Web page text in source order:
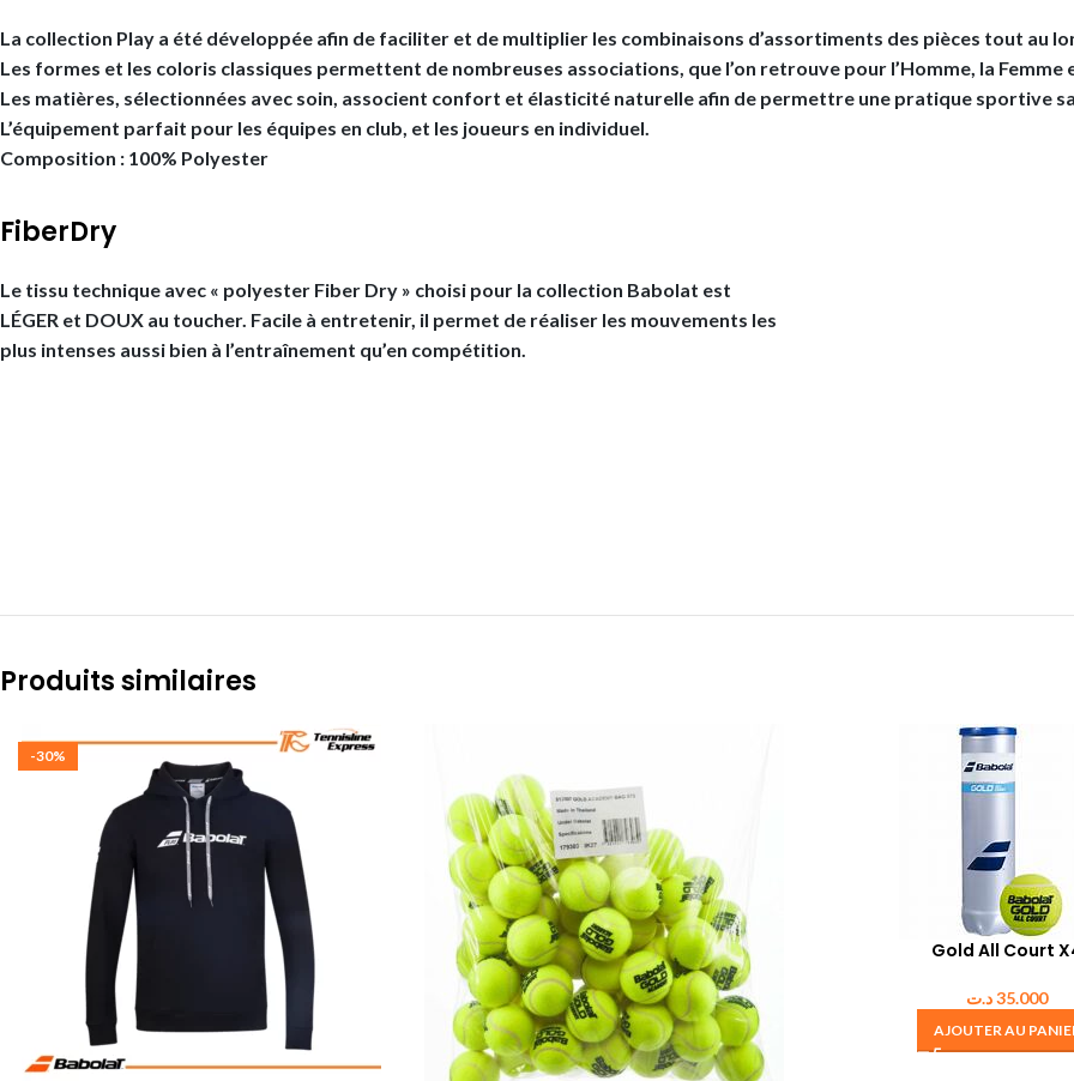
La collection Play a été développée afin de faciliter et de multiplier les combinaisons d’assortiments des pièces tout au
Les formes et les coloris classiques permettent de nombreuses associations, que l’on retrouve pour l’Homme, la
Les matières, sélectionnées avec soin, associent confort et élasticité naturelle afin de permettre une pratique sportive
L’équipement parfait pour les équipes en club, et les joueurs en individuel.
Composition : 100% Polyester
FiberDry
Le tissu technique avec « polyester Fiber Dry » choisi pour la collection Babolat est
LÉGER et DOUX au toucher. Facile à entretenir, il permet de réaliser les mouvements les
plus intenses aussi bien à l’entraînement qu’en compétition.
Produits similaires
-30%
Gold All Court
35.000د.ت
AJOUTER AU